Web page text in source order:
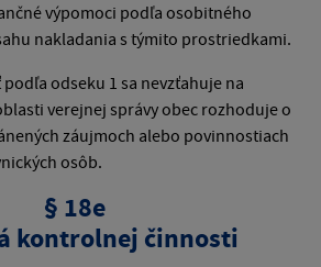
výpomoci podľa osobitného
nakladania s týmito prostriedkami.
odseku 1 sa nevzťahuje na
verejnej správy obec rozhoduje o
záujmoch alebo povinnostiach
osôb.
§ 18e
kontrolnej činnosti